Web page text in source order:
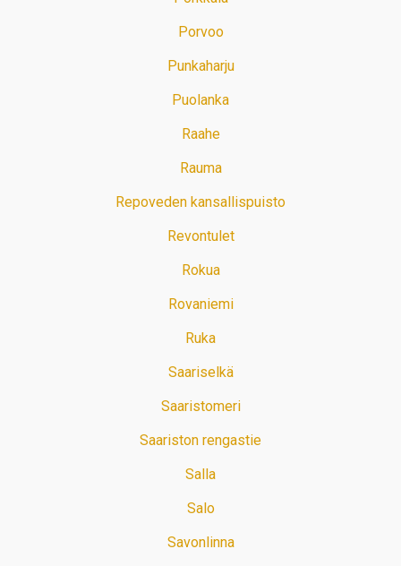
Porvoo
Punkaharju
Puolanka
Raahe
Rauma
Repoveden kansallispuisto
Revontulet
Rokua
Rovaniemi
Ruka
Saariselkä
Saaristomeri
Saariston rengastie
Salla
Salo
Savonlinna